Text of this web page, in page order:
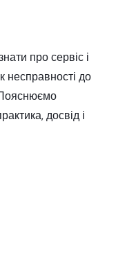
про сервіс і
несправності до
досвід і